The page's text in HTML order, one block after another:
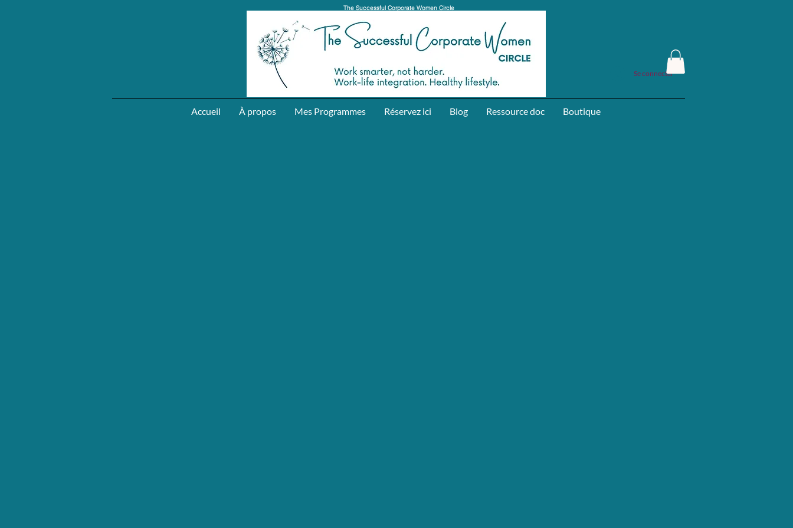
The Successful Corporate Women Circle
Se connecter
Accueil À propos Mes Programmes Réservez ici Blog Ressource doc Boutique